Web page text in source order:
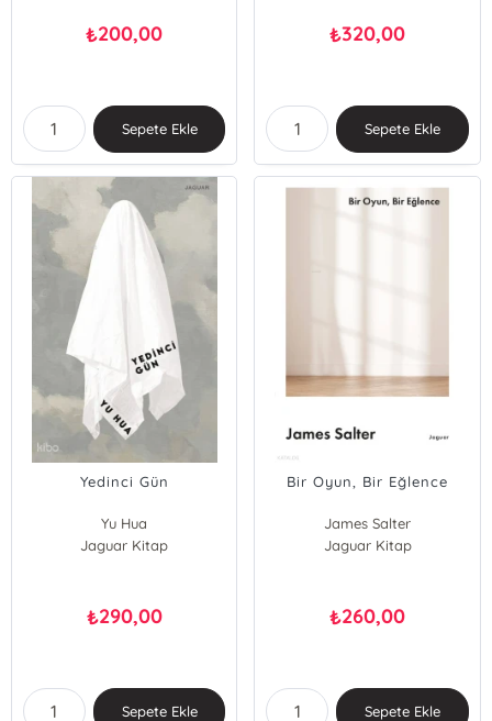
₺200,00
Sepete Ekle
₺320,00
Sepete Ekle
Yedinci Gün
Yu Hua
Jaguar Kitap
₺290,00
Sepete Ekle
Bir Oyun, Bir Eğlence
James Salter
Jaguar Kitap
₺260,00
Sepete Ekle